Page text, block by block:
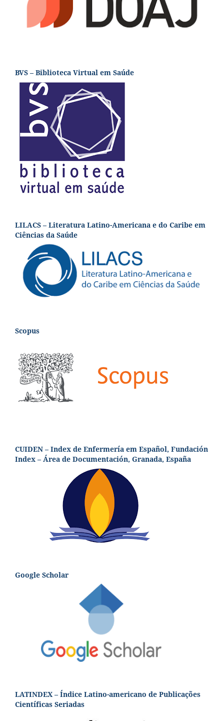
BVS – Biblioteca Virtual em Saúde
LILACS – Literatura Latino-Americana e do Caribe em
Ciências da Saúde
Scopus
CUIDEN – Index de Enfermería em Español, Fundación
Index – Área de Documentación, Granada, España
Google Scholar
LATINDEX – Índice Latino-americano de Publicações
Científicas Seriadas